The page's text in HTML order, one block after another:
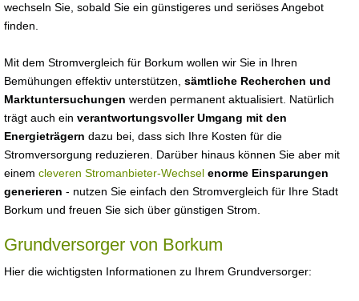
wechseln Sie, sobald Sie ein günstigeres und seriöses Angebot
finden.
Mit dem Stromvergleich für Borkum wollen wir Sie in Ihren
Bemühungen effektiv unterstützen, sämtliche Recherchen und
Marktuntersuchungen werden permanent aktualisiert. Natürlich
trägt auch ein verantwortungsvoller Umgang mit den
Energieträgern dazu bei, dass sich Ihre Kosten für die
Stromversorgung reduzieren. Darüber hinaus können Sie aber mit
einem cleveren Stromanbieter-Wechsel enorme Einsparungen
generieren - nutzen Sie einfach den Stromvergleich für Ihre Stadt
Borkum und freuen Sie sich über günstigen Strom.
Grundversorger von Borkum
Hier die wichtigsten Informationen zu Ihrem Grundversorger: